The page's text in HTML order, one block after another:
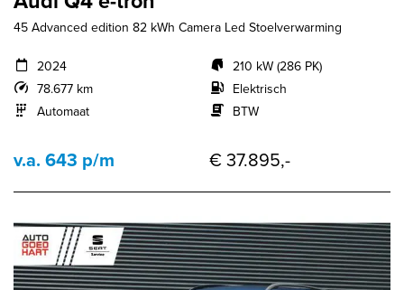
45 Advanced edition 82 kWh Camera Led Stoelverwarming
2024
78.677 km
Automaat
210 kW (286 PK)
Elektrisch
BTW
v.a. 643 p/m € 37.895,-